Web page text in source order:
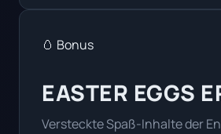
🥚 Bonus
EASTER EGGS
Versteckte Spaß-Inhalte der